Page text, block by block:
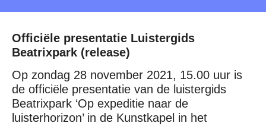
Officiële presentatie Luistergids
Beatrixpark (release)
Op zondag 28 november 2021, 15.00 uur is
de officiële presentatie van de luistergids
Beatrixpark ‘Op expeditie naar de
luisterhorizon’ in de Kunstkapel in het